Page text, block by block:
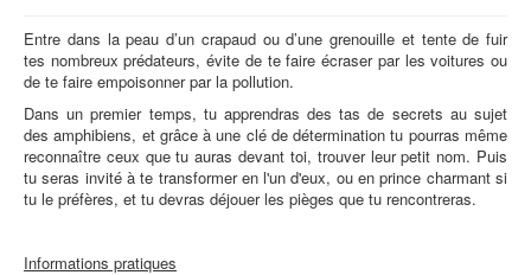
Entre dans la peau d’un crapaud ou d’une grenouille et tente de fuir
tes nombreux prédateurs, évite de te faire écraser par les voitures ou
de te faire empoisonner par la pollution.
Dans un premier temps, tu apprendras des tas de secrets au sujet
des amphibiens, et grâce à une clé de détermination tu pourras même
reconnaître ceux que tu auras devant toi, trouver leur petit nom. Puis
tu seras invité à te transformer en l'un d'eux, ou en prince charmant si
tu le préfères, et tu devras déjouer les pièges que tu rencontreras.
Informations pratiques